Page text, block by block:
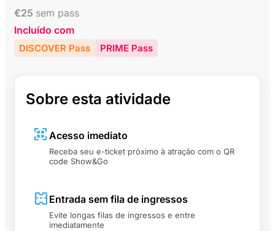
€25 sem pass
Incluído com
DISCOVER Pass PRIME Pass
Sobre esta atividade
Acesso imediato
Receba seu e-ticket próximo à atração com o QR
code Show&Go
Entrada sem fila de ingressos
Evite longas filas de ingressos e entre
imediatamente